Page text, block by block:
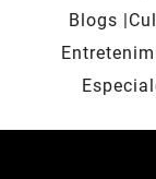
Blogs